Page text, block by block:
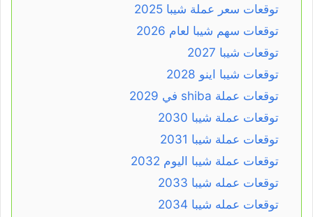
توقعات سعر عملة شيبا 2025
توقعات سهم شيبا لعام 2026
توقعات شيبا 2027
توقعات شيبا اينو 2028
توقعات عملة shiba في 2029
توقعات عملة شيبا 2030
توقعات عملة شيبا 2031
توقعات عملة شيبا اليوم 2032
توقعات عمله شيبا 2033
توقعات عمله شيبا 2034